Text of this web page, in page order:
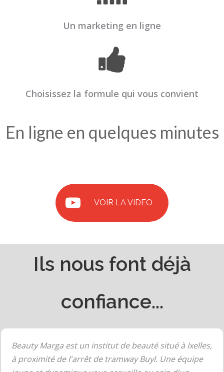
Un marketing en ligne
Choisissez la formule qui vous convient
En ligne en quelques minutes
VOIR LA VIDEO
Ils nous font déjà
confiance...
Beauty Marga est un institut de beauté situé à Ixelles,
à proximité de l'arrêt de tramway Buyl. Une équipe